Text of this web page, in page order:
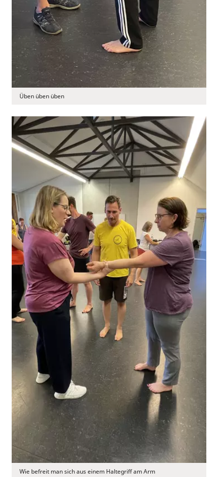
Üben üben üben
Wie befreit man sich aus einem Haltegriff am Arm